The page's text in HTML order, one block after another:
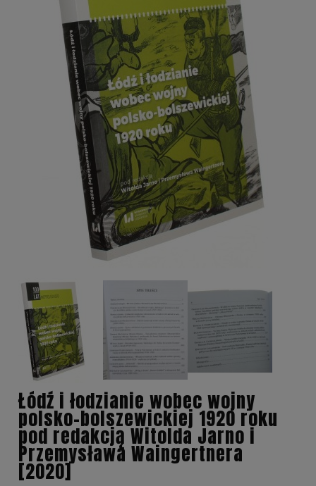
Łódź i łodzianie wobec wojny
polsko-bolszewickiej 1920 roku
pod redakcją Witolda Jarno i
Przemysława Waingertnera
[2020]